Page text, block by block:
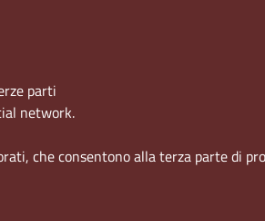
parti
network.
che consentono alla terza parte di